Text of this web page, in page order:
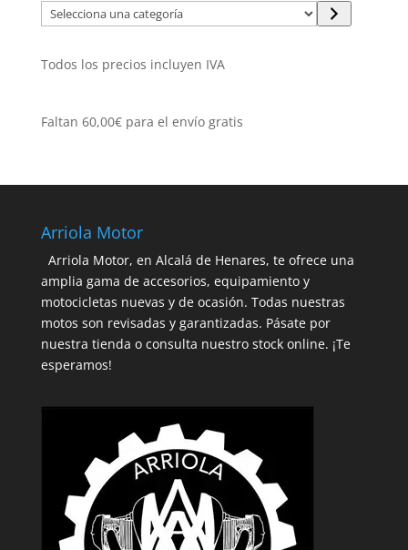
Selecciona
una
Todos los precios incluyen IVA
Faltan 60,00€para el envío gratis
Arriola Motor
Arriola Motor, en Alcalá de Henares, te ofrece una
amplia gama de accesorios, equipamiento y
motocicletas nuevas y de ocasión. Todas nuestras
motos son revisadas y garantizadas. Pásate por
nuestra tienda o consulta nuestro stock online. ¡Te
esperamos!